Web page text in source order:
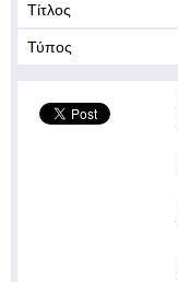
Τίτλος
Τύπος